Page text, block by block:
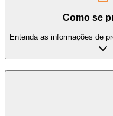
Como se
Entenda as informações de